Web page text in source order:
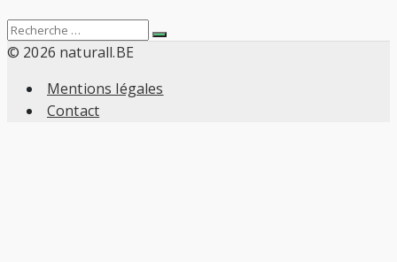
Search
for:
Recherche
© 2026 naturall.BE
Mentions légales
Contact